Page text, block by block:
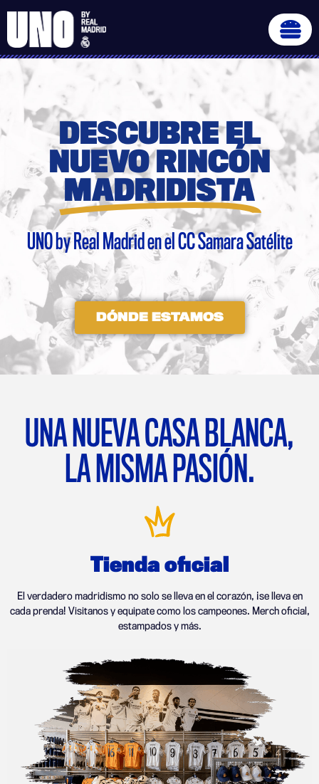
DESCUBRE EL
NUEVO RINCÓN
MADRIDISTA
UNO by Real Madrid en el CC Samara Satélite
DÓNDE ESTAMOS
UNA NUEVA CASA BLANCA,
LA MISMA PASIÓN.
Tienda oficial
El verdadero madridismo no solo se lleva en el corazón, ¡se lleva en
cada prenda! Visitanos y equipate como los campeones. Merch oficial,
estampados y más.